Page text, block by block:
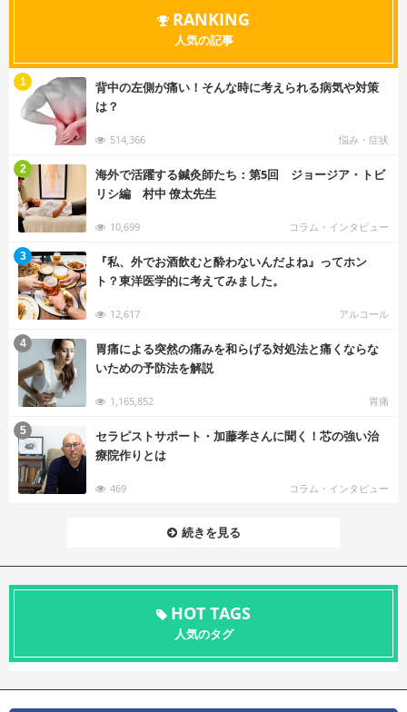
RANKING
人気の記事
背中の左側が痛い！そんな時に考えられる病気や対策
は？
514,366 悩み・症状
1
海外で活躍する鍼灸師たち：第5回 ジョージア・トビ
リシ編 村中 僚太先生
10,699 コラム・インタビュー
2
『私、外でお酒飲むと酔わないんだよね』ってホン
ト？東洋医学的に考えてみました。
12,617 アルコール
3
胃痛による突然の痛みを和らげる対処法と痛くならな
いための予防法を解説
1,165,852 胃痛
4
セラピストサポート・加藤孝さんに聞く！芯の強い治
療院作りとは
469 コラム・インタビュー
5
続きを見る
HOT TAGS
人気のタグ